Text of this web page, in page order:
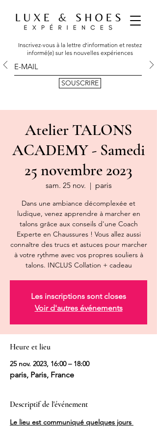
Inscrivez-vous à la lettre d'information et restez
informé(e) sur les nouvelles expériences
SOUSCRIRE
Atelier TALONS
ACADEMY - Samedi
25 novembre 2023
sam. 25 nov.
  |
paris
Dans une ambiance décomplexée et
ludique, venez apprendre à marcher en
talons grâce aux conseils d'une Coach
Experte en Chaussures ! Vous allez aussi
connaître des trucs et astuces pour marcher
à votre rythme avec vos propres souliers à
talons. INCLUS Collation + cadeau
Les inscriptions sont closes
Voir d'autres événements
Heure et lieu
25 nov. 2023, 16:00 – 18:00
paris, Paris, France
Descriptif de l'événement
Le lieu est communiqué quelques jours